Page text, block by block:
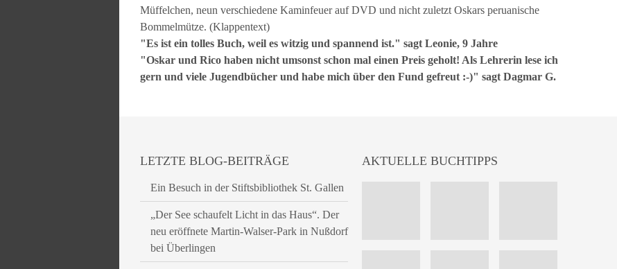
Müffelchen, neun verschiedene Kaminfeuer auf DVD und nicht zuletzt Oskars peruanische
Bommelmütze. (Klappentext)
"Es ist ein tolles Buch, weil es witzig und spannend ist." sagt Leonie, 9 Jahre
"Oskar und Rico haben nicht umsonst schon mal einen Preis geholt! Als Lehrerin lese ich
gern und viele Jugendbücher und habe mich über den Fund gefreut :-)" sagt Dagmar G.
LETZTE BLOG-BEITRÄGE
Ein Besuch in der Stiftsbibliothek St. Gallen
„Der See schaufelt Licht in das Haus“. Der
neu eröffnete Martin-Walser-Park in Nußdorf
bei Überlingen
AKTUELLE BUCHTIPPS